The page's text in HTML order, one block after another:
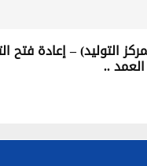
بمركز التوليد) – إعادة
..